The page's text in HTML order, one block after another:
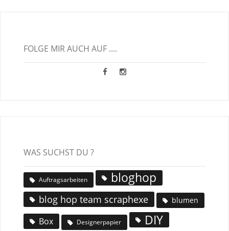
FOLGE MIR AUCH AUF ....
WAS SUCHST DU ?
Auftragsarbeiten bloghop
blog hop team scraphexe blumen
Box Designerpapier DIY